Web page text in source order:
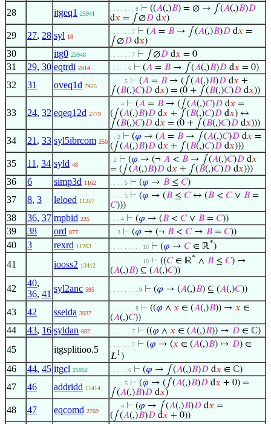
28 itgeq1 25941
. . . . . . . 8 ⊢ ((𝐴(,)𝐵) = ∅ → ∫(𝐴(,)𝐵)𝐷
d𝑥 = ∫∅𝐷 d𝑥)
29 27, 28 syl 18
. . . . . . 7 ⊢ (𝐴 = 𝐵 → ∫(𝐴(,)𝐵)𝐷 d𝑥 =
∫∅𝐷 d𝑥)
30 itg0 25948 . . . . . . 7 ⊢ ∫∅𝐷 d𝑥 = 0
31 29, 30 eqtrdi 2814 . . . . . 6 ⊢ (𝐴 = 𝐵 → ∫(𝐴(,)𝐵)𝐷 d𝑥 = 0)
32 31 oveq1d 7425
. . . . 5 ⊢ (𝐴 = 𝐵 → (∫(𝐴(,)𝐵)𝐷 d𝑥 +
∫(𝐵(,)𝐶)𝐷 d𝑥) = (0 + ∫(𝐵(,)𝐶)𝐷 d𝑥))
33 24, 32 eqeq12d 2779
. . . 4 ⊢ (𝐴 = 𝐵 → (∫(𝐴(,)𝐶)𝐷 d𝑥 =
(∫(𝐴(,)𝐵)𝐷 d𝑥 + ∫(𝐵(,)𝐶)𝐷 d𝑥) ↔
∫(𝐵(,)𝐶)𝐷 d𝑥 = (0 + ∫(𝐵(,)𝐶)𝐷 d𝑥)))
34 21 , 33 syl5ibrcom 250
. . 3 ⊢ (𝜑 → (𝐴 = 𝐵 → ∫(𝐴(,)𝐶)𝐷 d𝑥 =
(∫(𝐴(,)𝐵)𝐷 d𝑥 + ∫(𝐵(,)𝐶)𝐷 d𝑥)))
35 11 , 34 syld 48
. 2 ⊢ (𝜑 → (¬ 𝐴 < 𝐵 → ∫(𝐴(,)𝐶)𝐷 d𝑥
= (∫(𝐴(,)𝐵)𝐷 d𝑥 + ∫(𝐵(,)𝐶)𝐷 d𝑥)))
36 6 simp3d 1162 . . . . 5 ⊢ (𝜑 → 𝐵 ≤ 𝐶)
37 8, 3 leloed 11357
. . . . 5 ⊢ (𝜑 → (𝐵 ≤ 𝐶↔ (𝐵 < 𝐶∨ 𝐵 =
𝐶)))
38 36, 37 mpbid 235 . . . 4 ⊢ (𝜑 → (𝐵 < 𝐶∨ 𝐵 = 𝐶))
39 38 ord 877 . . 3 ⊢ (𝜑 → (¬ 𝐵 < 𝐶→ 𝐵 = 𝐶))
40 3 rexrd 11263 . . . . . . . . . 10 ⊢ (𝜑 → 𝐶∈ ℝ*)
41 iooss2 13412
. . . . . . . . . 10 ⊢ ((𝐶∈ ℝ* ∧ 𝐵 ≤ 𝐶) →
(𝐴(,)𝐵) ⊆ (𝐴(,)𝐶))
42
40,
36, 41
syl2anc 595 . . . . . . . . 9 ⊢ (𝜑 → (𝐴(,)𝐵) ⊆ (𝐴(,)𝐶))
43 42 sselda 3937
. . . . . . . 8 ⊢ ((𝜑 ∧ 𝑥 ∈ (𝐴(,)𝐵)) → 𝑥 ∈
(𝐴(,)𝐶))
44 43, 16 syldan 602 . . . . . . 7 ⊢ ((𝜑 ∧ 𝑥 ∈ (𝐴(,)𝐵)) → 𝐷 ∈ ℂ)
45 itgsplitioo.5 . . . . . . 7 ⊢ (𝜑 → (𝑥 ∈ (𝐴(,)𝐵) ↦ 𝐷) ∈
𝐿1 )
46 44, 45 itgcl 25952 . . . . . 6 ⊢ (𝜑 → ∫(𝐴(,)𝐵)𝐷 d𝑥 ∈ ℂ)
47 46 addridd 11414
. . . . 5 ⊢ (𝜑 → (∫(𝐴(,)𝐵)𝐷 d𝑥 + 0) =
∫(𝐴(,)𝐵)𝐷 d𝑥)
48 47 eqcomd 2769
. . . 4 ⊢ (𝜑 → ∫(𝐴(,)𝐵)𝐷 d𝑥 =
(∫(𝐴(,)𝐵)𝐷 d𝑥 + 0))